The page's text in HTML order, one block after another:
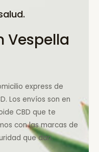
Vespella
express de
Los envíos son en
CBD que te
con las marcas de
que dan.